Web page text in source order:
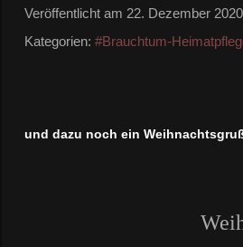
Veröffentlicht am 22. Dezember 2020
Kategorien: #Brauchtum-
und dazu noch ein